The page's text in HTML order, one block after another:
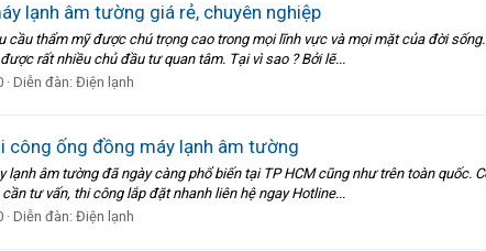
lạnh âm tường giá rẻ, chuyên nghiệp
cầu thẩm mỹ được chú trọng cao trong mọi lĩnh vực và mọi mặt của đời
rất nhiều chủ đầu tư quan tâm. Tại vì sao ? Bởi lẽ...
Diễn đàn: Điện lạnh
công ống đồng máy lạnh âm tường
âm tường đã ngày càng phổ biến tại TP HCM cũng như trên toàn quốc.
tư vấn, thi công lắp đặt nhanh liên hệ ngay Hotline...
Diễn đàn: Điện lạnh